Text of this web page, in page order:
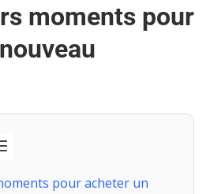
moments pour
pour acheter un